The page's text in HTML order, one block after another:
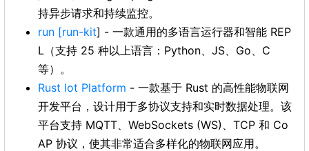
持异步请求和持续监控。
run [run-kit] - 一款通用的多语言运行器和智能 REP
L（支持 25 种以上语言：Python、JS、Go、C
等）。
Rust Iot Platform - 一款基于 Rust 的高性能物联网
开发平台，设计用于多协议支持和实时数据处理。该
平台支持 MQTT、WebSockets (WS)、TCP 和 Co
AP 协议，使其非常适合多样化的物联网应用。